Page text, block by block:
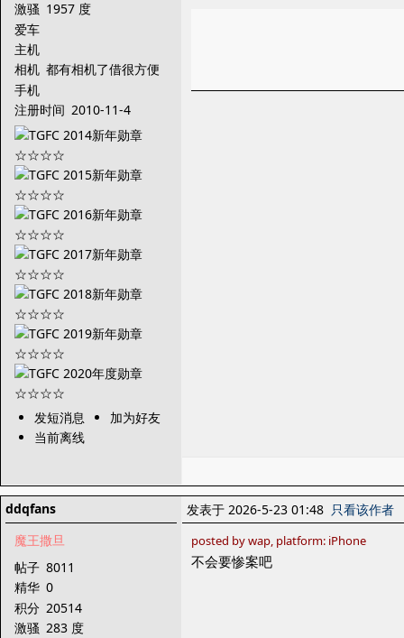
激骚 1957 度
爱车
主机
相机 都有相机了借很方便
手机
注册时间 2010-11-4
发短消息
加为好友
当前离线
ddqfans
魔王撒旦
帖子 8011
精华 0
积分 20514
激骚 283 度
发表于 2026-5-23 01:48 只看该作者
posted by wap, platform: iPhone
不会要惨案吧